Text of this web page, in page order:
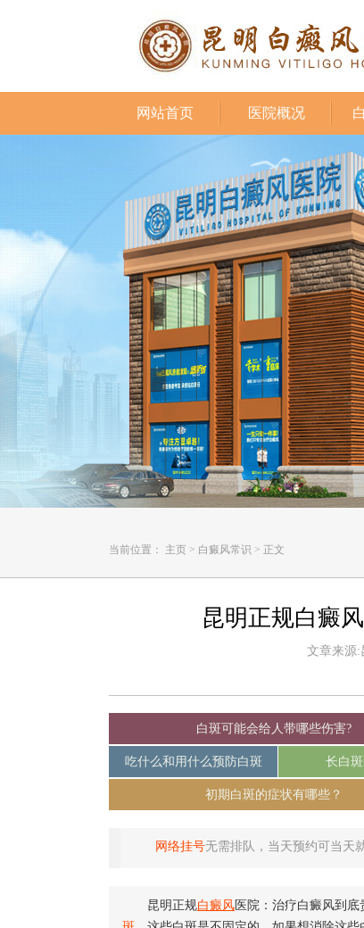
网站首页 医院概况
当前位置： 主页 > 白癜风常识 > 正文
昆明正规白癜
文章来源:
白斑可能会给人带哪些伤害?
吃什么和用什么预防白斑 长白
初期白斑的症状有哪些？
网络挂号无需排队，当天预约可当天
昆明正规白癜风 医院：治疗白癜风到